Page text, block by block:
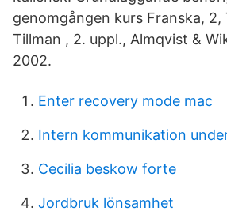
genomgången kurs Franska,
Tillman , 2. uppl., Almqvist &
2002.
Enter recovery mode mac
Intern kommunikation
Cecilia beskow forte
Jordbruk lönsamhet